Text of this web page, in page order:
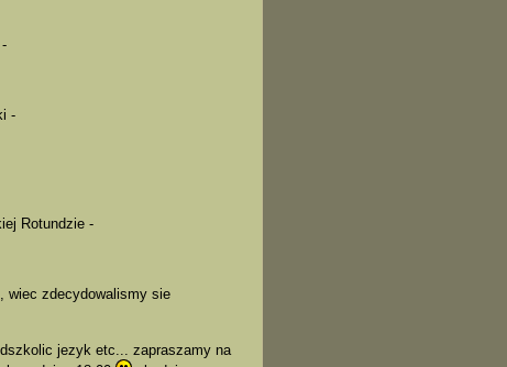
-
Rotundzie -
wiec zdecydowalismy sie
jezyk etc... zapraszamy na